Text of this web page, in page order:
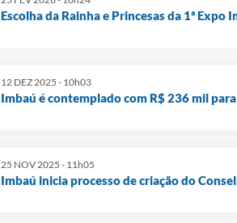
Escolha da Rainha e Princesas da 1ª
12 DEZ 2025 - 10h03
Imbaú é contemplado com R$ 236 mil
25 NOV 2025 - 11h05
Imbaú inicia processo de criação do